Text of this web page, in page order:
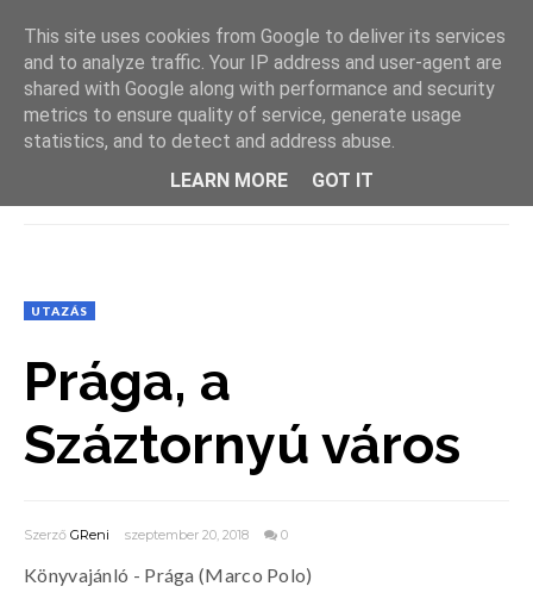
UTAZÁS
Prága, a
Száztornyú város
Szerző GReni szeptember 20, 2018 0
Könyvajánló - Prága (Marco Polo)
This site uses cookies from Google to deliver its services
and to analyze traffic. Your IP address and user-agent are
shared with Google along with performance and security
metrics to ensure quality of service, generate usage
statistics, and to detect and address abuse.
LEARN MORE
GOT IT